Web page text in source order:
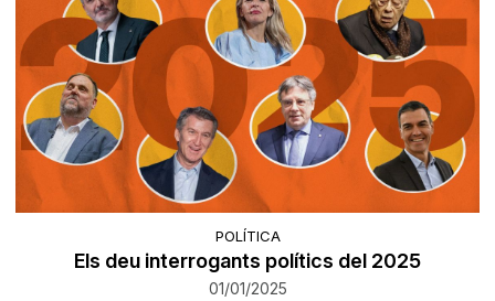
POLÍTICA
Els deu interrogants polítics del 2025
01/01/2025